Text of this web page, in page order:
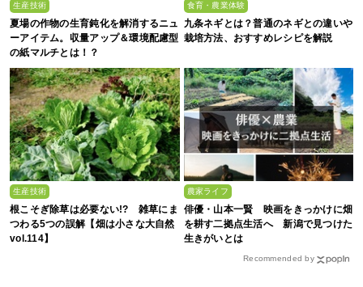
生産技術
夏場の作物の生育鈍化を解消するニュ
ーアイテム。収量アップ＆環境配慮型
の紙マルチとは！？
食育・農業体験
九条ネギとは？普通のネギとの違いや
栽培方法、おすすめレシピを解説
生産技術
根こそぎ除草は必要ない!? 雑草にま
つわる5つの誤解【畑は小さな大自然
vol.114】
農家ライフ
俳優・山本一賢 映画をきっかけに畑
を耕す二拠点生活へ 新潟で見つけた
生きがいとは
Recommended by